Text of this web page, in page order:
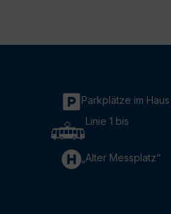
Parkplätze im Haus
Linie 1 bis
„Alter Messplatz“